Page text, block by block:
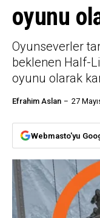
oyunu
Oyunseverler
beklenen Half-
oyunu olarak
Efrahim Aslan 27
Webmasto'yu